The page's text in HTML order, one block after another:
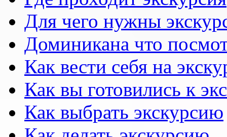
Для чего нужны
Доминикана что
Как вести себя на
Как вы готовились к
Как выбрать экскурсию